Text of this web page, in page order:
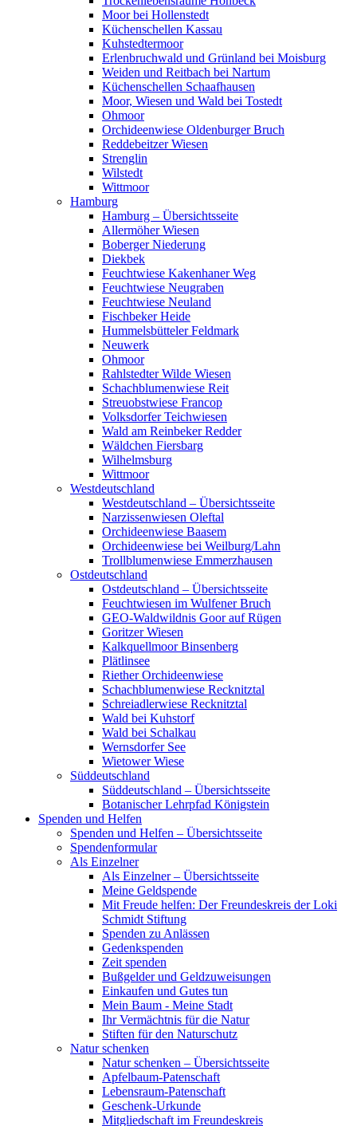
Moor bei Hollenstedt
Küchenschellen Kassau
Kuhstedtermoor
Erlenbruchwald und Grünland bei Moisburg
Weiden und Reitbach bei Nartum
Küchenschellen Schaafhausen
Moor, Wiesen und Wald bei Tostedt
Ohmoor
Orchideenwiese Oldenburger Bruch
Reddebeitzer Wiesen
Strenglin
Wilstedt
Wittmoor
Hamburg
Hamburg – Übersichtsseite
Allermöher Wiesen
Boberger Niederung
Diekbek
Feuchtwiese Kakenhaner Weg
Feuchtwiese Neugraben
Feuchtwiese Neuland
Fischbeker Heide
Hummelsbütteler Feldmark
Neuwerk
Ohmoor
Rahlstedter Wilde Wiesen
Schachblumenwiese Reit
Streuobstwiese Francop
Volksdorfer Teichwiesen
Wald am Reinbeker Redder
Wäldchen Fiersbarg
Wilhelmsburg
Wittmoor
Westdeutschland
Westdeutschland – Übersichtsseite
Narzissenwiesen Oleftal
Orchideenwiese Baasem
Orchideenwiese bei Weilburg/Lahn
Trollblumenwiese Emmerzhausen
Ostdeutschland
Ostdeutschland – Übersichtsseite
Feuchtwiesen im Wulfener Bruch
GEO-Waldwildnis Goor auf Rügen
Goritzer Wiesen
Kalkquellmoor Binsenberg
Plätlinsee
Riether Orchideenwiese
Schachblumenwiese Recknitztal
Schreiadlerwiese Recknitztal
Wald bei Kuhstorf
Wald bei Schalkau
Wernsdorfer See
Wietower Wiese
Süddeutschland
Süddeutschland – Übersichtsseite
Botanischer Lehrpfad Königstein
Spenden und Helfen
Spenden und Helfen – Übersichtsseite
Spendenformular
Als Einzelner
Als Einzelner – Übersichtsseite
Meine Geldspende
Mit Freude helfen: Der Freundeskreis der Loki
Schmidt Stiftung
Spenden zu Anlässen
Gedenkspenden
Zeit spenden
Bußgelder und Geldzuweisungen
Einkaufen und Gutes tun
Mein Baum - Meine Stadt
Ihr Vermächtnis für die Natur
Stiften für den Naturschutz
Natur schenken
Natur schenken – Übersichtsseite
Apfelbaum-Patenschaft
Lebensraum-Patenschaft
Geschenk-Urkunde
Mitgliedschaft im Freundeskreis